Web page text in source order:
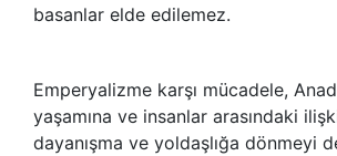
basanlar elde edilemez.
Emperyalizme karşı mücadele,
yaşamına ve insanlar arasındaki
dayanışma ve yoldaşlığa dönmeyi